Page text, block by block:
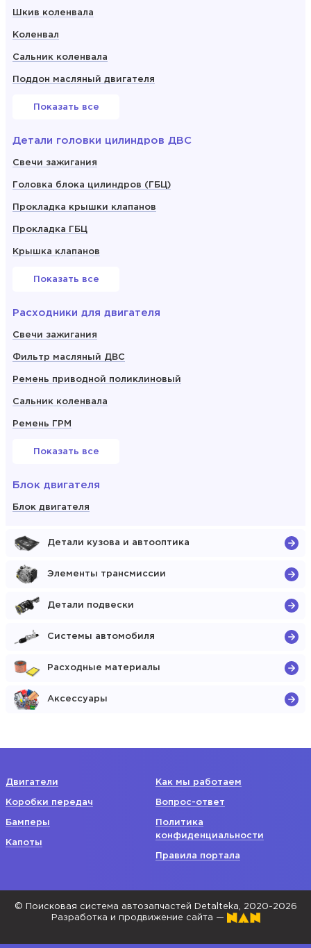
Шкив коленвала
Коленвал
Сальник коленвала
Поддон масляный двигателя
Показать все
Детали головки цилиндров ДВС
Свечи зажигания
Головка блока цилиндров (ГБЦ)
Прокладка крышки клапанов
Прокладка ГБЦ
Крышка клапанов
Показать все
Расходники для двигателя
Свечи зажигания
Фильтр масляный ДВС
Ремень приводной поликлиновый
Сальник коленвала
Ремень ГРМ
Показать все
Блок двигателя
Блок двигателя
Детали кузова и автооптика
Элементы трансмиссии
Детали подвески
Системы автомобиля
Расходные материалы
Аксессуары
Двигатели
Коробки передач
Бамперы
Капоты
Как мы работаем
Вопрос-ответ
Политика
конфиденциальности
Правила портала
© Поисковая система автозапчастей Detalteka, 2020-2026
Разработка и продвижение сайта —